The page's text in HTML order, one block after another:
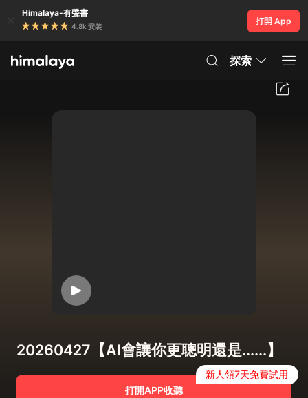
Himalaya-有聲書
4.8k 安裝
打開 App
探索
20260427【AI會讓你更聰明還是......】
打開APP收聽
新人領7天免費試用